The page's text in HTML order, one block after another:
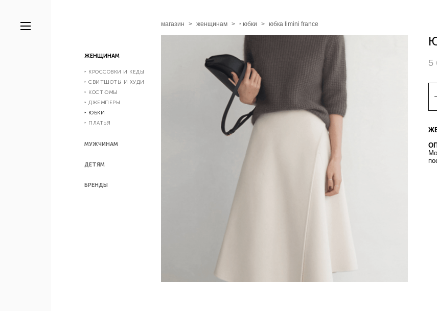
ЖЕНЩИНАМ
‣ КРОССОВКИ И КЕДЫ
‣ СВИТШОТЫ И ХУДИ
‣ КОСТЮМЫ
‣ ДЖЕМПЕРЫ
‣ ЮБКИ
‣ ПЛАТЬЯ
МУЖЧИНАМ
ДЕТЯМ
БРЕНДЫ
магазин > женщинам > ‣ юбки > юбка limini france
5